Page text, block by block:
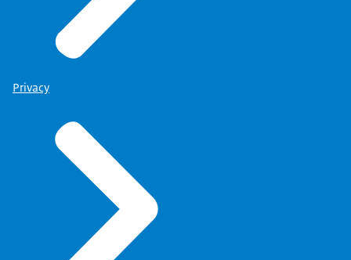
Privacy